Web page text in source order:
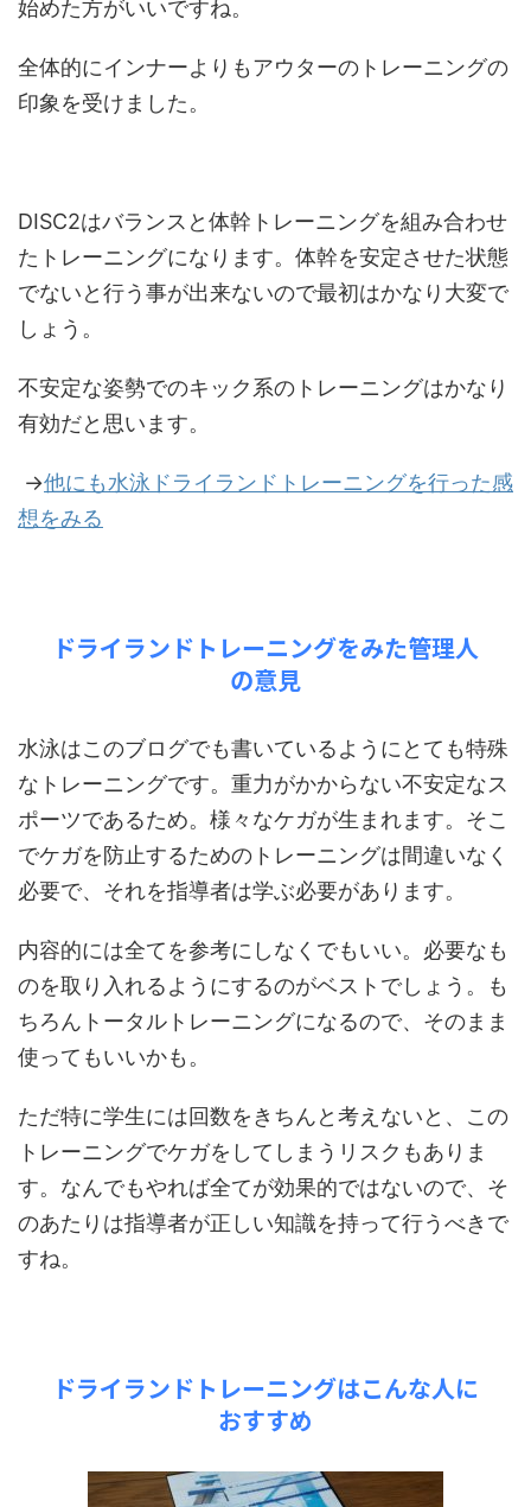
始めた方がいいですね。
全体的にインナーよりもアウターのトレーニングの
印象を受けました。
DISC2はバランスと体幹トレーニングを組み合わせ
たトレーニングになります。体幹を安定させた状態
でないと行う事が出来ないので最初はかなり大変で
しょう。
不安定な姿勢でのキック系のトレーニングはかなり
有効だと思います。
→他にも水泳ドライランドトレーニングを行った感
想をみる
ドライランドトレーニングをみた管理人
の意見
水泳はこのブログでも書いているようにとても特殊
なトレーニングです。重力がかからない不安定なス
ポーツであるため。様々なケガが生まれます。そこ
でケガを防止するためのトレーニングは間違いなく
必要で、それを指導者は学ぶ必要があります。
内容的には全てを参考にしなくでもいい。必要なも
のを取り入れるようにするのがベストでしょう。も
ちろんトータルトレーニングになるので、そのまま
使ってもいいかも。
ただ特に学生には回数をきちんと考えないと、この
トレーニングでケガをしてしまうリスクもありま
す。なんでもやれば全てが効果的ではないので、そ
のあたりは指導者が正しい知識を持って行うべきで
すね。
ドライランドトレーニングはこんな人に
おすすめ